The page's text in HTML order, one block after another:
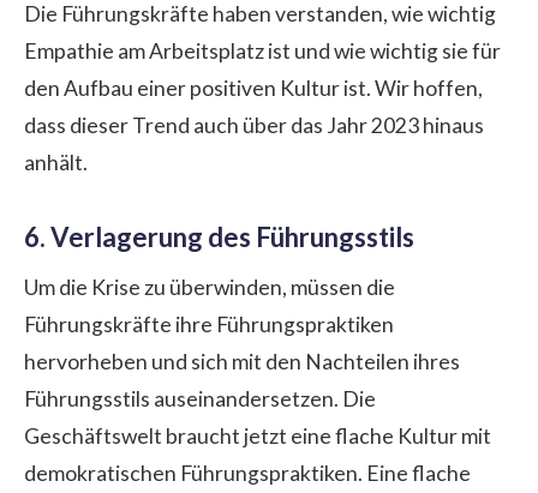
Die Führungskräfte haben verstanden, wie wichtig
Empathie am Arbeitsplatz ist und wie wichtig sie für
den Aufbau einer positiven Kultur ist. Wir hoffen,
dass dieser Trend auch über das Jahr 2023 hinaus
anhält.
6. Verlagerung des Führungsstils
Um die Krise zu überwinden, müssen die
Führungskräfte ihre Führungspraktiken
hervorheben und sich mit den Nachteilen ihres
Führungsstils auseinandersetzen. Die
Geschäftswelt braucht jetzt eine flache Kultur mit
demokratischen Führungspraktiken. Eine flache